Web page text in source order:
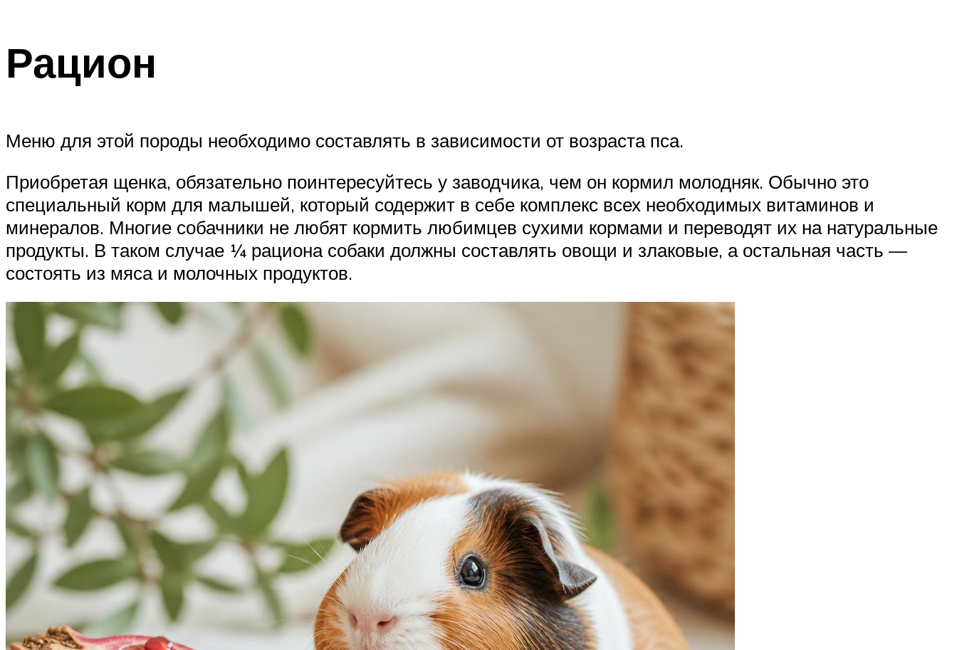
Рацион
Меню для этой породы необходимо составлять в зависимости от возраста пса.
Приобретая щенка, обязательно поинтересуйтесь у заводчика, чем он кормил молодняк. Обычно это
специальный корм для малышей, который содержит в себе комплекс всех необходимых витаминов и
минералов. Многие собачники не любят кормить любимцев сухими кормами и переводят их на натуральные
продукты. В таком случае ¼ рациона собаки должны составлять овощи и злаковые, а остальная часть —
состоять из мяса и молочных продуктов.